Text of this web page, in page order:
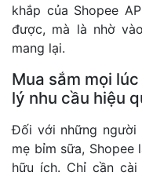
khắp của Shopee
được, mà là nhờ
mang lại.
Mua sắm mọi
lý nhu cầu hiệu
Đối với những người
mẹ bỉm sữa,
hữu ích. Chỉ cần